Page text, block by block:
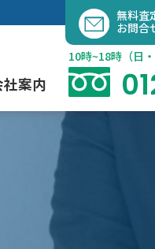
容
キ
ッ
出品代行
社案内
無料査
お問合
10時~18時（日・